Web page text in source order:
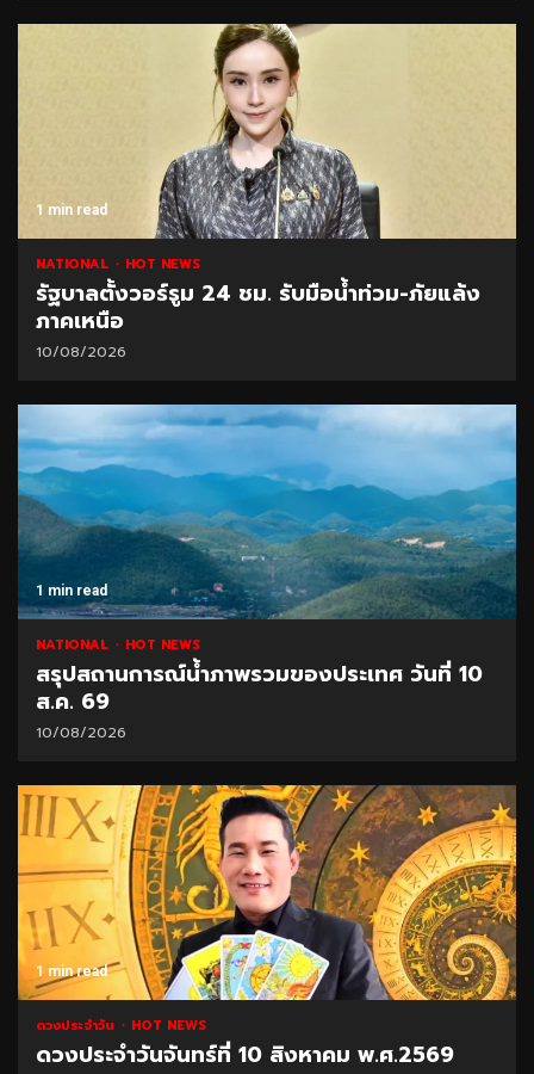
1 min read
NATIONAL HOT NEWS
รัฐบาลตั้งวอร์รูม 24 ชม. รับมือน้ำท่วม-ภัยแล้ง
ภาคเหนือ
10/08/2026
1 min read
NATIONAL HOT NEWS
สรุปสถานการณ์น้ำภาพรวมของประเทศ วันที่ 10
ส.ค. 69
10/08/2026
1 min read
ดวงประจำวัน HOT NEWS
ดวงประจำวันจันทร์ที่ 10 สิงหาคม พ.ศ.2569